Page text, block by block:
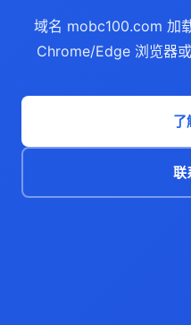
域名 mobc100.com 加
Chrome/Edge 浏览器
了
联